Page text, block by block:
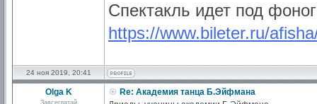
Спектакль идет под
https://www.bileter.ru/
24 ноя 2019, 20:41
Olga K
Завсегдатай
Re: Академия танца Б.Эйфмана